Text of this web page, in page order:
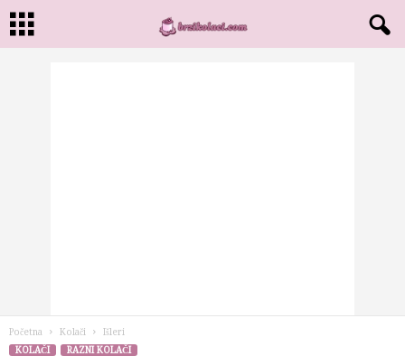
Početna Kolači
Išleri
KOLAČI
RAZNI KOLAČI